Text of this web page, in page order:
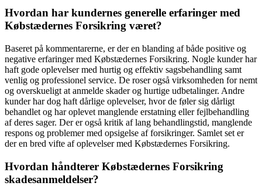
Hvordan har kundernes generelle erfaringer med
Købstædernes Forsikring været?
Baseret på kommentarerne, er der en blanding af både positive og
negative erfaringer med Købstædernes Forsikring. Nogle kunder har
haft gode oplevelser med hurtig og effektiv sagsbehandling samt
venlig og professionel service. De roser også virksomheden for nemt
og overskueligt at anmelde skader og hurtige udbetalinger. Andre
kunder har dog haft dårlige oplevelser, hvor de føler sig dårligt
behandlet og har oplevet manglende erstatning eller fejlbehandling
af deres sager. Der er også kritik af lang behandlingstid, manglende
respons og problemer med opsigelse af forsikringer. Samlet set er
der en bred vifte af oplevelser med Købstædernes Forsikring.
Hvordan håndterer Købstædernes Forsikring
skadesanmeldelser?